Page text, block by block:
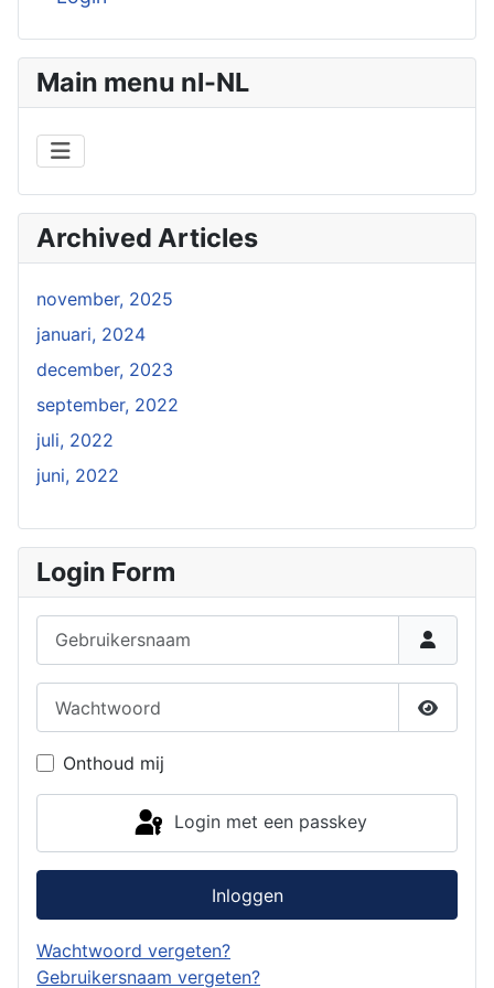
Main menu nl-NL
Archived Articles
november, 2025
januari, 2024
december, 2023
september, 2022
juli, 2022
juni, 2022
Login Form
Toon
Onthoud mij
Login met een passkey
Inloggen
Wachtwoord vergeten?
Gebruikersnaam vergeten?